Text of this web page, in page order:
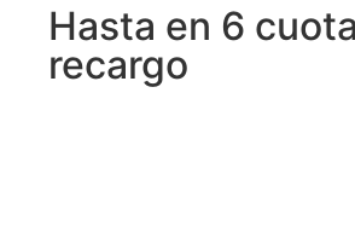
Hasta en 6
recargo